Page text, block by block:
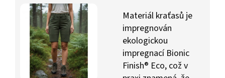
Materiál kraťasů je
impregnován
ekologickou
impregnací Bionic
Finish® Eco, což v